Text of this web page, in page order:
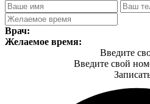
Врач:
Желаемое время:
Введите
Введите свой